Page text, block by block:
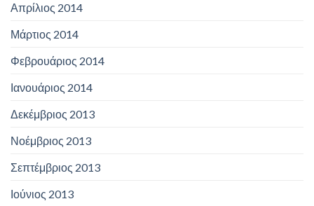
Απρίλιος 2014
Μάρτιος 2014
Φεβρουάριος 2014
Ιανουάριος 2014
Δεκέμβριος 2013
Νοέμβριος 2013
Σεπτέμβριος 2013
Ιούνιος 2013